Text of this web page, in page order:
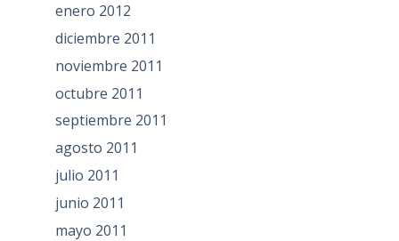
enero 2012
diciembre 2011
noviembre 2011
octubre 2011
septiembre 2011
agosto 2011
julio 2011
junio 2011
mayo 2011